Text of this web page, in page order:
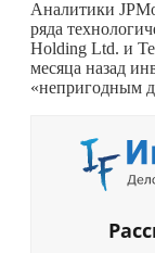
Аналитики
ряда
Holding Ltd. и
месяца назад
«непригодным